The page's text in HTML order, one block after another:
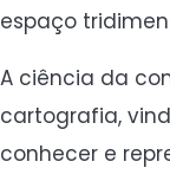
espaço
A ciência da
cartografia,
conhecer e